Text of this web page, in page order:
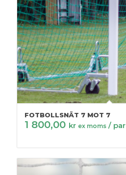
FOTBOLLSNÄT 7 MOT 7
1 800,00 kr ex moms / par